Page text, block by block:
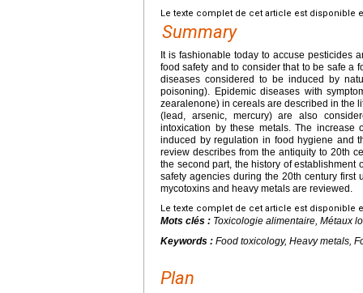
Le texte complet de cet article est disponible
Summary
It is fashionable today to accuse pesticides
food safety and to consider that to be safe a
diseases considered to be induced by
poisoning). Epidemic diseases with
zearalenone) in cereals are described in the
(lead, arsenic, mercury) are also
intoxication by these metals. The
induced by regulation in food hygiene and
review describes from the antiquity to 20th
the second part, the history of establishment
safety agencies during the 20th century first
mycotoxins and heavy metals are reviewed.
Le texte complet de cet article est disponible
Mots clés : Toxicologie alimentaire, Métaux
Keywords : Food toxicology, Heavy metals,
Plan